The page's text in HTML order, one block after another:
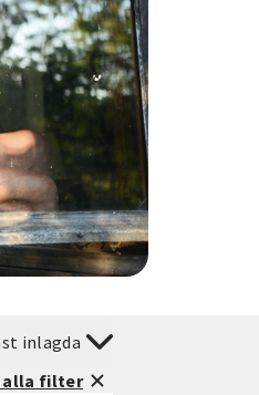
inlagda
alla filter